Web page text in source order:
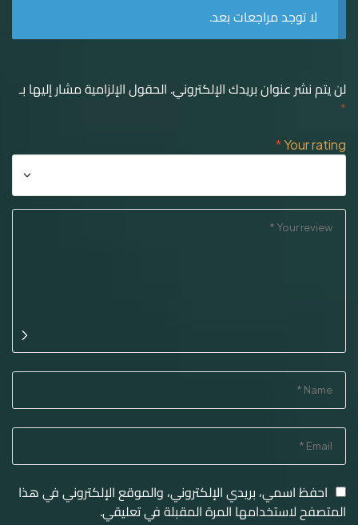
لا توجد مراجعات بعد.
لن يتم نشر عنوان بريدك الإلكتروني. الحقول الإلزامية مشار إليها بـ
*
Your rating
*
احفظ اسمي، بريدي الإلكتروني، والموقع الإلكتروني في هذا
المتصفح لاستخدامها المرة المقبلة في تعليقي.